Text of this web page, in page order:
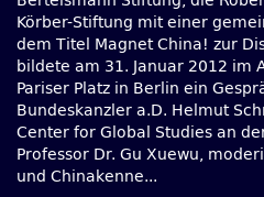
Körber-Stiftung mit einer
dem Titel Magnet China! zur
bildete am 31. Januar 2012 im
Pariser Platz in Berlin ein
Bundeskanzler a.D. Helmut
Center for Global Studies an
Professor Dr. Gu Xuewu,
und Chinakenne...